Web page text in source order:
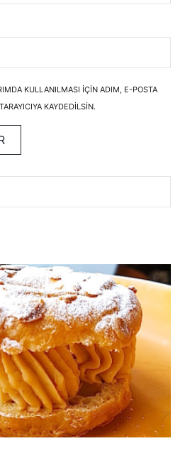
KULLANILMASI IÇIN ADIM, E-POSTA
KAYDEDILSIN.